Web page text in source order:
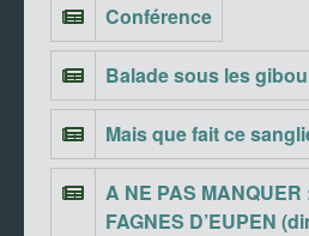
Conférence
Balade sous les
Mais que fait ce
A NE PAS MANQUER
FAGNES D’EUPEN